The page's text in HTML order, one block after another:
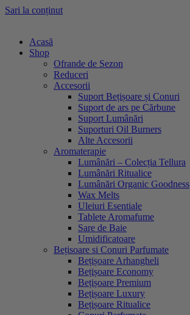
Sari la conținut
Acasă
Shop
Ofrande de Sezon
Reduceri
Accesorii
Suport Bețișoare și Conuri
Suport de ars pe Cărbune
Suport Lumânări
Suporturi Oil Burners
Alte Accesorii
Aromaterapie
Lumânări – Colecția Tellura
Lumânări Ritualice
Lumânări Organic Goodness
Wax Melts
Uleiuri Esentiale
Tablete Aromafume
Sare de Baie
Umidificatoare
Bețisoare si Conuri Parfumate
Bețișoare Arhangheli
Bețișoare Economy
Bețișoare Premium
Bețișoare Luxury
Bețișoare Ritualice